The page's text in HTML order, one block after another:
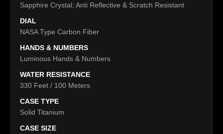
Sapphire Crystal; Anti Reflective & Scratch Resistant
DIAL
NASA Type Carbon Fiber
HANDS & NUMBERS
Luminous Hands & Numbers
WATER RESISTANCE
330 Feet / 100 Meters
CASE TYPE
Solid Titanium
CASE SIZE